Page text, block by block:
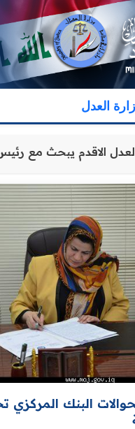
العدل
العدل الاقدم يبحث مع
البنك المركزي